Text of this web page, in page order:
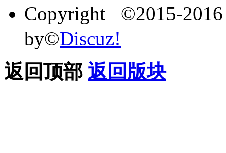
Copyright ©2015-
by©Discuz!
返回顶部 返回版块